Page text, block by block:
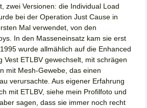
zwei Versionen: die Individual Load
bei der Operation Just Cause in
Mal verwendet, von den
In den Masseneinsatz kam sie erst
wurde allmählich auf die Enhanced
Vest ETLBV gewechselt, mit schrägen
mit Mesh-Gewebe, das einen
verursachte. Aus eigener Erfahrung
mit ETLBV, siehe mein Profilfoto und
sagen, dass sie immer noch recht